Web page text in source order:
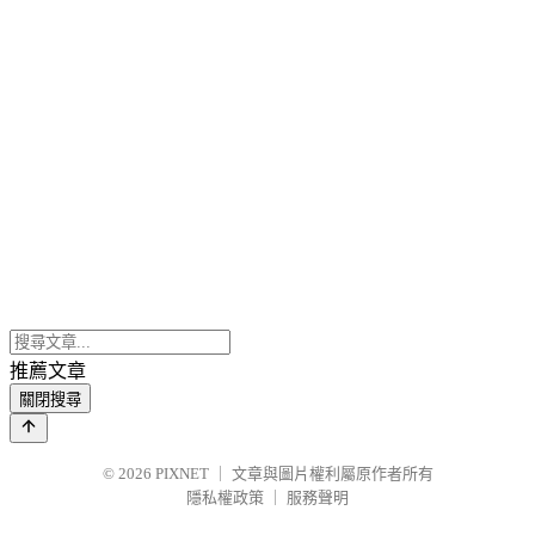
推薦文章
關閉搜尋
© 2026 PIXNET
文章與圖片權利屬原作者所有
隱私權政策
服務聲明